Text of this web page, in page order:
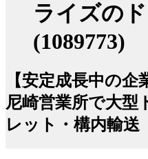
ライズの
(1089773)
【安定成長中の
尼崎営業所で大型
レット・構内輸送